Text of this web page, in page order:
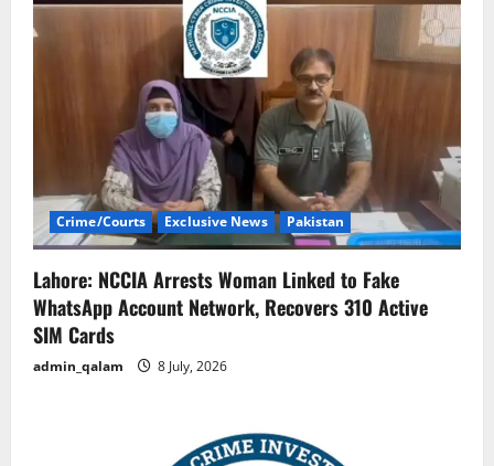
Crime/Courts Exclusive News Pakistan
Lahore: NCCIA Arrests Woman Linked to Fake
WhatsApp Account Network, Recovers 310 Active
SIM Cards
admin_qalam 8 July, 2026